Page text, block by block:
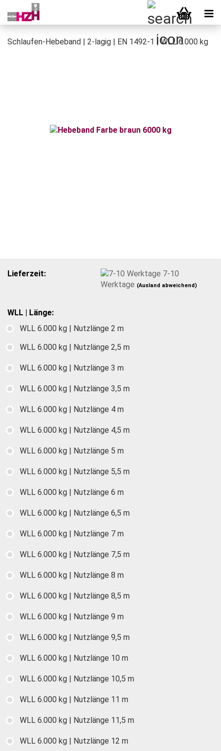
Schlaufen-Hebeband | 2-lagig | EN 1492-1 | WLL 6.000 kg
Lieferzeit:
7-10
Werktage (Ausland abweichend)
WLL | Länge:
WLL 6.000 kg | Nutzlänge 2 m
WLL 6.000 kg | Nutzlänge 2,5 m
WLL 6.000 kg | Nutzlänge 3 m
WLL 6.000 kg | Nutzlänge 3,5 m
WLL 6.000 kg | Nutzlänge 4 m
WLL 6.000 kg | Nutzlänge 4,5 m
WLL 6.000 kg | Nutzlänge 5 m
WLL 6.000 kg | Nutzlänge 5,5 m
WLL 6.000 kg | Nutzlänge 6 m
WLL 6.000 kg | Nutzlänge 6,5 m
WLL 6.000 kg | Nutzlänge 7 m
WLL 6.000 kg | Nutzlänge 7,5 m
WLL 6.000 kg | Nutzlänge 8 m
WLL 6.000 kg | Nutzlänge 8,5 m
WLL 6.000 kg | Nutzlänge 9 m
WLL 6.000 kg | Nutzlänge 9,5 m
WLL 6.000 kg | Nutzlänge 10 m
WLL 6.000 kg | Nutzlänge 10,5 m
WLL 6.000 kg | Nutzlänge 11 m
WLL 6.000 kg | Nutzlänge 11,5 m
WLL 6.000 kg | Nutzlänge 12 m